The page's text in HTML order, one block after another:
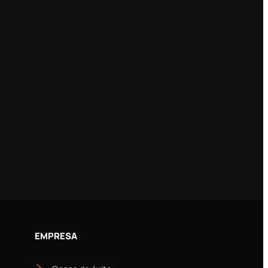
EMPRESA